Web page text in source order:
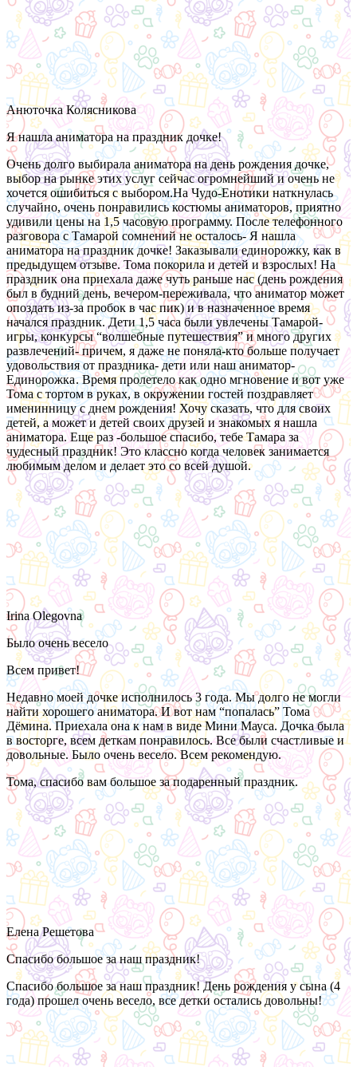
Анюточка Колясникова
Я нашла аниматора на праздник дочке!
Очень долго выбирала аниматора на день рождения дочке,
выбор на рынке этих услуг сейчас огромнейший и очень не
хочется ошибиться с выбором.На Чудо-Енотики наткнулась
случайно, очень понравились костюмы аниматоров, приятно
удивили цены на 1,5 часовую программу. После телефонного
разговора с Тамарой сомнений не осталось- Я нашла
аниматора на праздник дочке! Заказывали единорожку, как в
предыдущем отзыве. Тома покорила и детей и взрослых! На
праздник она приехала даже чуть раньше нас (день рождения
был в будний день, вечером-переживала, что аниматор может
опоздать из-за пробок в час пик) и в назначенное время
начался праздник. Дети 1,5 часа были увлечены Тамарой-
игры, конкурсы “волшебные путешествия” и много других
развлечений- причем, я даже не поняла-кто больше получает
удовольствия от праздника- дети или наш аниматор-
Единорожка. Время пролетело как одно мгновение и вот уже
Тома с тортом в руках, в окружении гостей поздравляет
именинницу с днем рождения! Хочу сказать, что для своих
детей, а может и детей своих друзей и знакомых я нашла
аниматора. Еще раз -большое спасибо, тебе Тамара за
чудесный праздник! Это классно когда человек занимается
любимым делом и делает это со всей душой.
Irina Olegovna
Было очень весело
Всем привет!
Недавно моей дочке исполнилось 3 года. Мы долго не могли
найти хорошего аниматора. И вот нам “попалась” Тома
Дёмина. Приехала она к нам в виде Мини Мауса. Дочка была
в восторге, всем деткам понравилось. Все были счастливые и
довольные. Было очень весело. Всем рекомендую.
Тома, спасибо вам большое за подаренный праздник.
Елена Решетова
Спасибо большое за наш праздник!
Спасибо большое за наш праздник! День рождения у сына (4
года) прошел очень весело, все детки остались довольны!